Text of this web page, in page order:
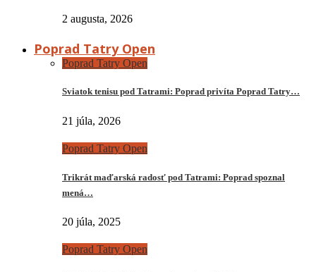
2 augusta, 2026
Poprad Tatry Open
Poprad Tatry Open
Sviatok tenisu pod Tatrami: Poprad privíta Poprad Tatry…
21 júla, 2026
Poprad Tatry Open
Trikrát maďarská radosť pod Tatrami: Poprad spoznal
mená…
20 júla, 2025
Poprad Tatry Open